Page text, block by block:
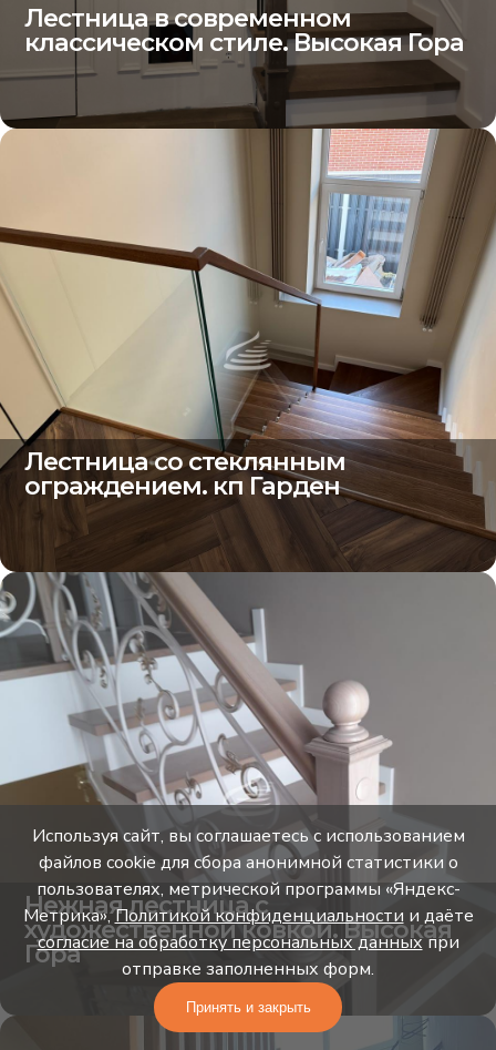
Лестница в современном
классическом стиле. Высокая Гора
Лестница со стеклянным
ограждением. кп Гарден
Нежная лестница с
художественной ковкой. Высокая
Гора
Используя сайт, вы соглашаетесь с использованием
файлов cookie для сбора анонимной статистики о
пользователях, метрической программы «Яндекс-
Метрика»,Политикой конфиденциальности и даёте
согласие на обработку персональных данныхпри
отправке заполненных форм.
Принять и закрыть